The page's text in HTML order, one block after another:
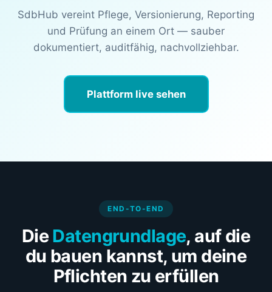
SdbHub vereint Pflege, Versionierung, Reporting
und Prüfung an einem Ort — sauber
dokumentiert, auditfähig, nachvollziehbar.
Plattform live sehen
END-TO-END
Die Datengrundlage, auf die
du bauen kannst, um deine
Pflichten zu erfüllen